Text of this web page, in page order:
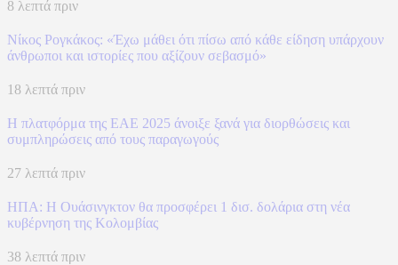
8 λεπτά πριν
Νίκος Ρογκάκος: «Έχω μάθει ότι πίσω από κάθε είδηση υπάρχουν
άνθρωποι και ιστορίες που αξίζουν σεβασμό»
18 λεπτά πριν
Η πλατφόρμα της ΕΑΕ 2025 άνοιξε ξανά για διορθώσεις και
συμπληρώσεις από τους παραγωγούς
27 λεπτά πριν
ΗΠΑ: H Ουάσινγκτον θα προσφέρει 1 δισ. δολάρια στη νέα
κυβέρνηση της Κολομβίας
38 λεπτά πριν